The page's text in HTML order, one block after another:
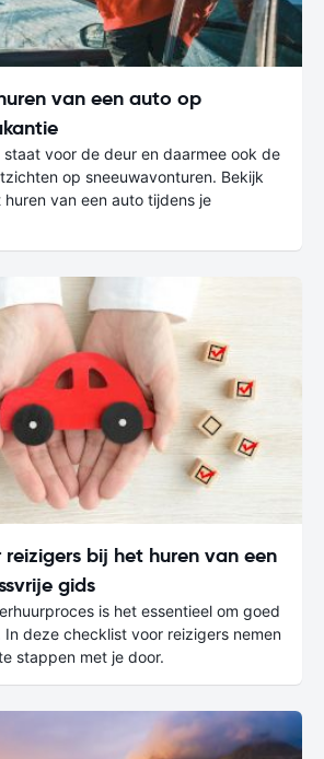
van een auto op
staat voor de deur en daarmee ook de
op sneeuwavonturen. Bekijk
van een auto tijdens je
bij het huren van een
gids
is het essentieel om goed
deze checklist voor reizigers nemen
stappen met je door.